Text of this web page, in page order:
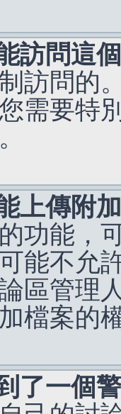
訪問這
訪問的
需要特
上傳附
功能，
能不允
區管理
檔案的
了一個